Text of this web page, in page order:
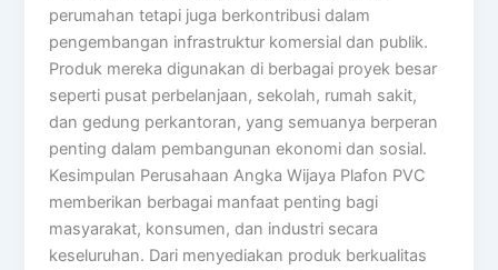
perumahan tetapi juga berkontribusi dalam
pengembangan infrastruktur komersial dan publik.
Produk mereka digunakan di berbagai proyek besar
seperti pusat perbelanjaan, sekolah, rumah sakit,
dan gedung perkantoran, yang semuanya berperan
penting dalam pembangunan ekonomi dan sosial.
Kesimpulan Perusahaan Angka Wijaya Plafon PVC
memberikan berbagai manfaat penting bagi
masyarakat, konsumen, dan industri secara
keseluruhan. Dari menyediakan produk berkualitas